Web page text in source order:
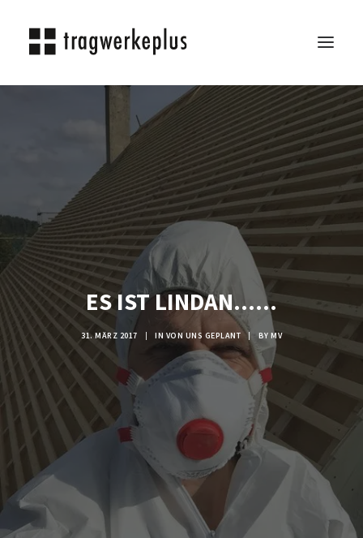
ÜBER UNS
KARRIERE
KONTAKT
SEARCH
ES IST LINDAN......
31. MÄRZ 2017 | IN VON UNS GEPLANT | BY MV